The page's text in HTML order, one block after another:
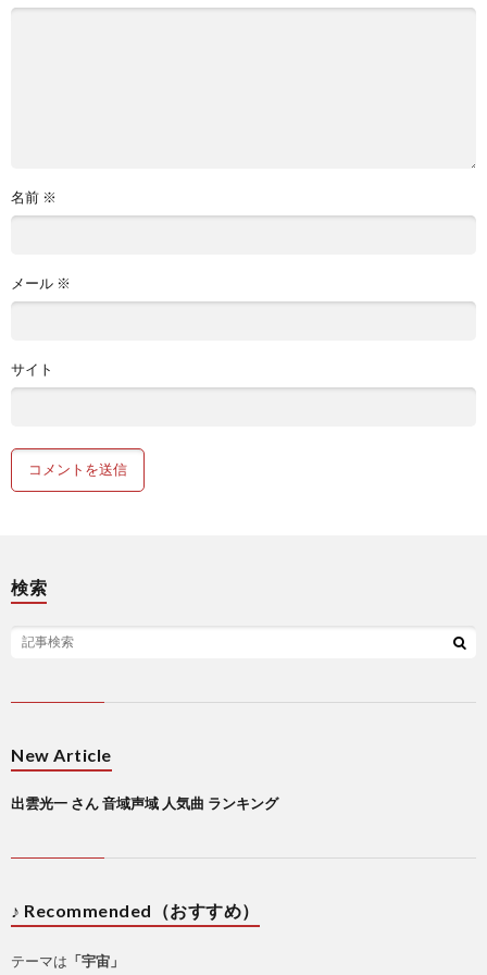
名前 ※
メール ※
サイト
検索
New Article
出雲光一 さん 音域声域 人気曲 ランキング
♪ Recommended（おすすめ）
テーマは 「宇宙」